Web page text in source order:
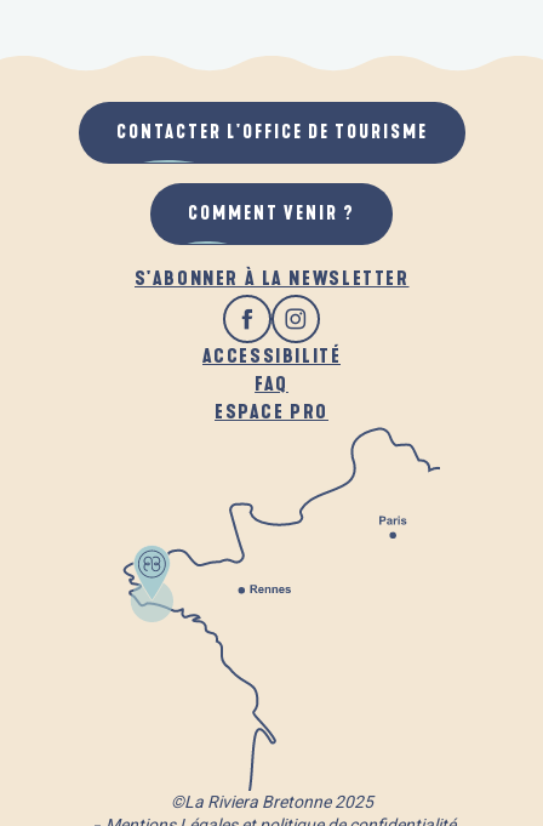
S'ABONNER À LA NEWSLETTER
ACCESSIBILITÉ
FAQ
ESPACE PRO
CONTACTER L'OFFICE DE TOURISME
COMMENT VENIR ?
©La Riviera Bretonne 2025